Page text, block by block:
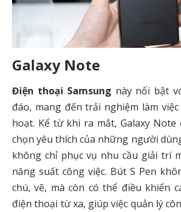
Galaxy Note
Điện thoại Samsung này nổi bật
đáo, mang đến trải nghiệm làm
hoạt. Kể từ khi ra mắt, Galaxy
chọn yêu thích của những người
không chỉ phục vụ nhu cầu giải trí
năng suất công việc. Bút S Pen
chú, vẽ, mà còn có thể điều khiển
điện thoại từ xa, giúp việc quản lý